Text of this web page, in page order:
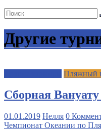
Другие
Пляжный
Сборная
01.01.2019 Нелля 0
Чемпионат Океании по